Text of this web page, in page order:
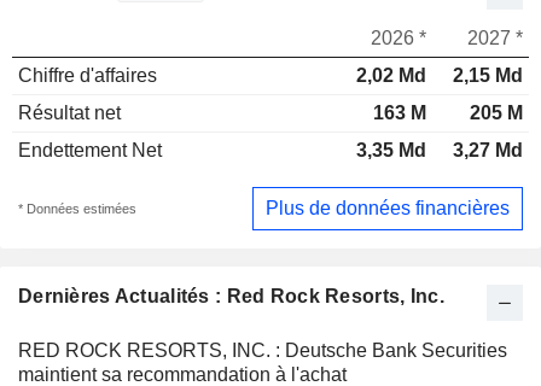
Dernières Actualités : Red Rock Resorts, Inc.
RED ROCK RESORTS, INC. : Deutsche Bank Securities
maintient sa recommandation à l'achat
2026 *
2027 *
Chiffre d'affaires
2,02 Md
2,15 Md
Résultat net
163 M
205 M
Endettement Net
3,35 Md 3,27 Md
* Données estimées Plus de données financières